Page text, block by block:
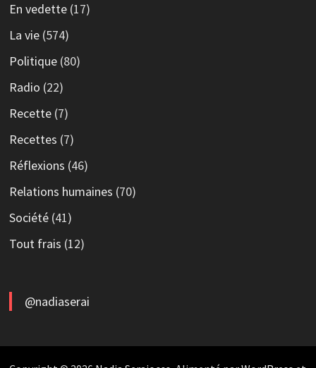
En vedette(17)
La vie(574)
Politique(80)
Radio (22)
Recette(7)
Recettes (7)
Réflexions (46)
Relations humaines (70)
Société(41)
Tout frais (12)
@nadiaserai